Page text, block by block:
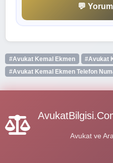
💬
#Avukat Kemal Ekmen
#Avukat
#Avukat Kemal Ekmen Telefon
Avukat ve